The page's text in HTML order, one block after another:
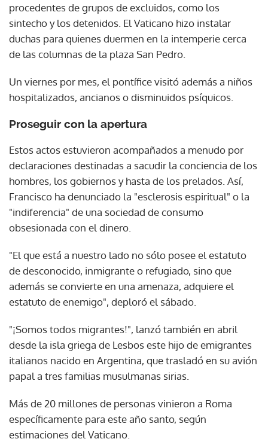
procedentes de grupos de excluidos, como los
sintecho y los detenidos. El Vaticano hizo instalar
duchas para quienes duermen en la intemperie cerca
de las columnas de la plaza San Pedro.
Un viernes por mes, el pontífice visitó además a niños
hospitalizados, ancianos o disminuidos psíquicos.
Proseguir con la apertura
Estos actos estuvieron acompañados a menudo por
declaraciones destinadas a sacudir la conciencia de los
hombres, los gobiernos y hasta de los prelados. Así,
Francisco ha denunciado la "esclerosis espiritual" o la
"indiferencia" de una sociedad de consumo
obsesionada con el dinero.
"El que está a nuestro lado no sólo posee el estatuto
de desconocido, inmigrante o refugiado, sino que
además se convierte en una amenaza, adquiere el
estatuto de enemigo", deploró el sábado.
"¡Somos todos migrantes!", lanzó también en abril
desde la isla griega de Lesbos este hijo de emigrantes
italianos nacido en Argentina, que trasladó en su avión
papal a tres familias musulmanas sirias.
Más de 20 millones de personas vinieron a Roma
específicamente para este año santo, según
estimaciones del Vaticano.